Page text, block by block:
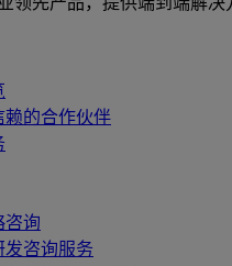
赖的合作伙伴
咨询
发咨询服务